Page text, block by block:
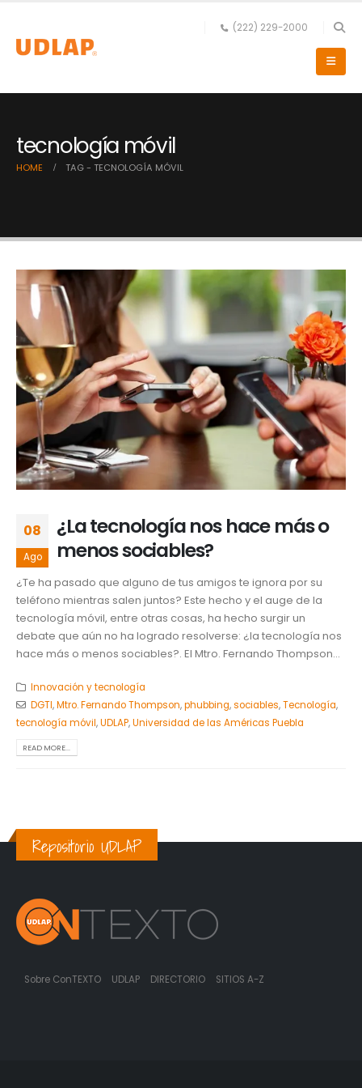
(222) 229-2000
tecnología móvil
HOME TAG - TECNOLOGÍA MÓVIL
08
Ago
¿La tecnología nos hace más o
menos sociables?
¿Te ha pasado que alguno de tus amigos te ignora por su
teléfono mientras salen juntos? Este hecho y el auge de la
tecnología móvil, entre otras cosas, ha hecho surgir un
debate que aún no ha logrado resolverse: ¿la tecnología nos
hace más o menos sociables?. El Mtro. Fernando Thompson...
Innovación y tecnología
DGTI,Mtro. Fernando Thompson,phubbing,sociables,Tecnología,
tecnología móvil,UDLAP,Universidad de las Américas Puebla
READ MORE...
Repositorio UDLAP
Sobre ConTEXTO UDLAP DIRECTORIO SITIOS A-Z